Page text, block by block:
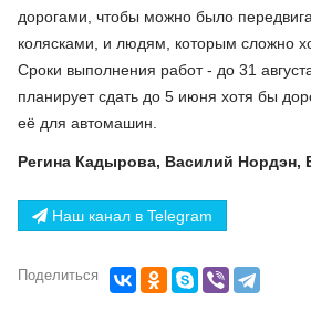
дорогами, чтобы можно было
колясками, и людям, которым сложно
Сроки выполнения работ - до 31
планирует сдать до 5 июня хотя бы
её для автомашин.
Регина Кадырова, Василий Нордэн,
Наш канал в Telegram
Поделиться